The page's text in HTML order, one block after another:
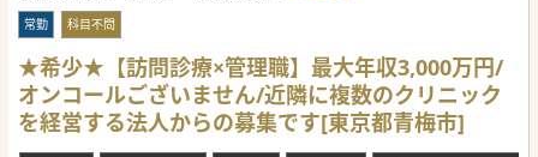
常勤 科目不問
★希少★【訪問診療×管理職】最大年収3,000万円/
オンコールございません/近隣に複数のクリニック
を経営する法人からの募集です[東京都青梅市]